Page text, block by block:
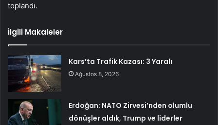
toplandı.
İlgili Makaleler
Kars’ta Trafik Kazası: 3 Yaralı
Ağustos 8, 2026
Erdoğan: NATO Zirvesi’nden olumlu
dönüşler aldık, Trump ve liderler